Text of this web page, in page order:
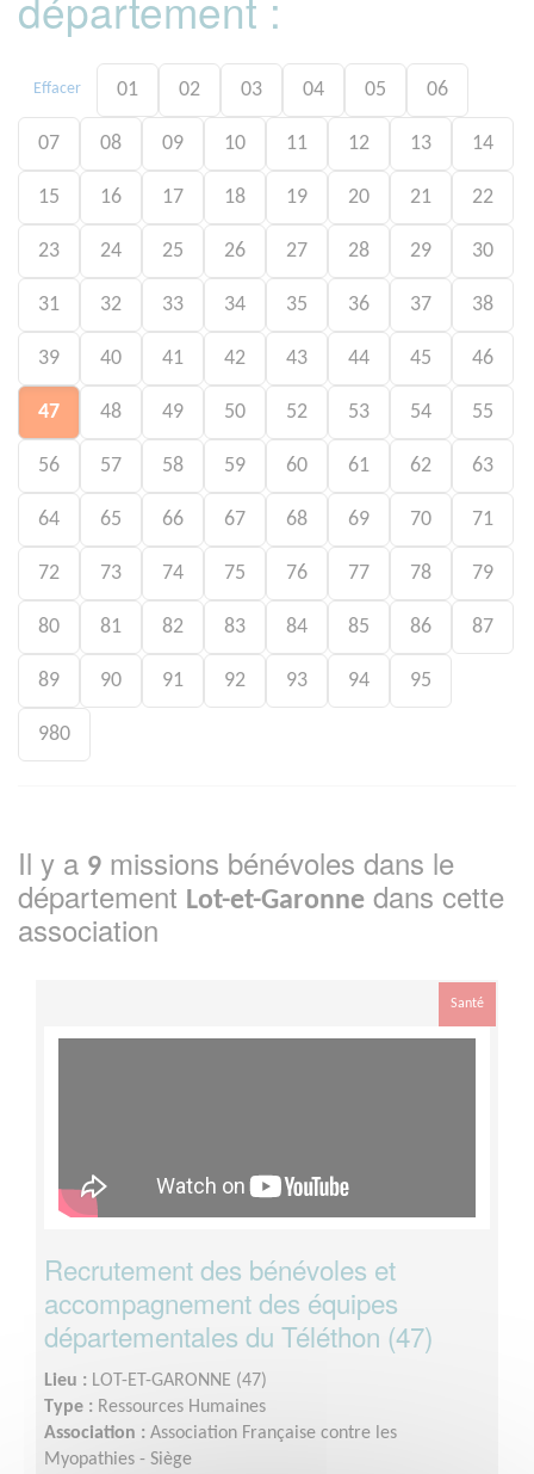
Effacer 01 02 03 04 05 06
07 08 09 10 11 12 13 14
15 16 17 18 19 20 21 22
23 24 25 26 27 28 29 30
31 32 33 34 35 36 37 38
39 40 41 42 43 44 45 46
47 48 49 50 52 53 54 55
56 57 58 59 60 61 62 63
64 65 66 67 68 69 70 71
72 73 74 75 76 77 78 79
80 81 82 83 84 85 86 87
89 90 91 92 93 94 95
980
Il y a 9 missions bénévoles dans le
département Lot-et-Garonne dans cette
association
Santé
Recrutement des bénévoles et
accompagnement des équipes
départementales du Téléthon (47)
Lieu : LOT-ET-GARONNE (47)
Type : Ressources Humaines
Association : Association Française contre les
Myopathies - Siège